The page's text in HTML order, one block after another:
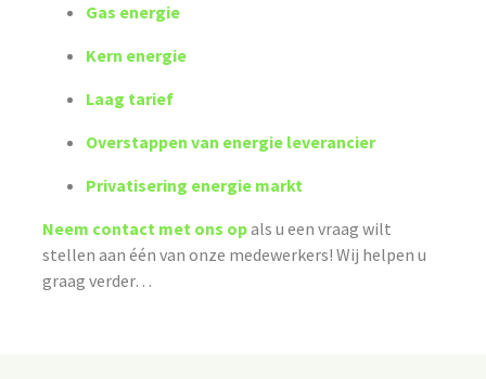
Gas energie
Kern energie
Laag tarief
Overstappen van energie leverancier
Privatisering energie markt
Neem contact met ons opals u een vraag wilt
stellen aan één van onze medewerkers! Wij helpen u
graag verder…